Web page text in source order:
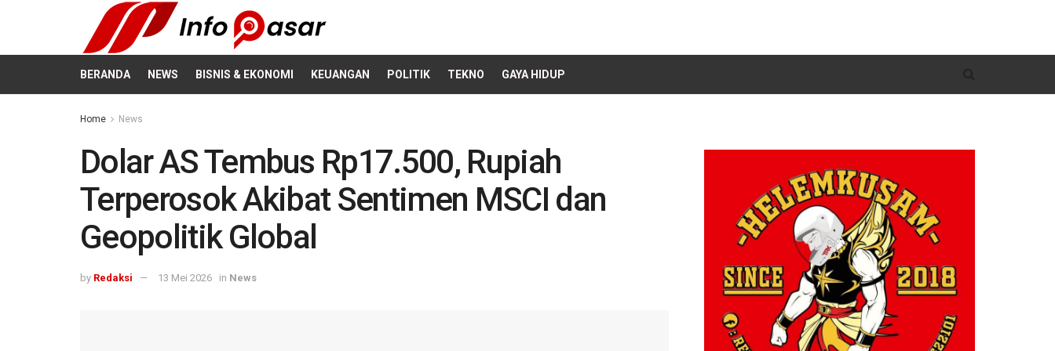
BERANDA NEWS BISNIS & EKONOMI KEUANGAN POLITIK TEKNO GAYA HIDUP
Home News
Dolar AS Tembus Rp17.500, Rupiah
Terperosok Akibat Sentimen MSCI dan
Geopolitik Global
by Redaksi 13 Mei 2026 in News